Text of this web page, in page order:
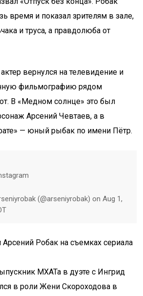
время и показал зрителям в зале,
и труса, а правдолюба от
вернулся на телевидение и
фильмографию рядом
В «Медном солнце» это был
Арсений Чевтаев, а в
— юный рыбак по имени Пётр.
(@arseniyrobak) on Aug 1,
Робак на съемках сериала
МХАТа в дуэте с Ингрид
в роли Жени Скороходова в